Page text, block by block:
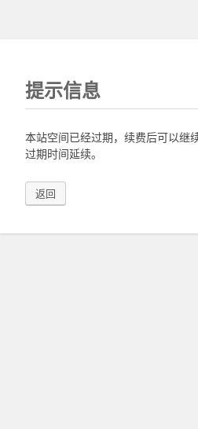
提示信息
本站空间已经过期，续费后可以继
过期时间延续。
返回